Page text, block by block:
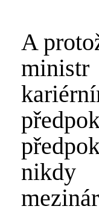
A
nikdy